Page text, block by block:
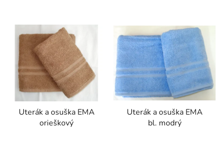
Uterák a osuška EMA
orieškový
Uterák a osuška EMA
bl. modrý